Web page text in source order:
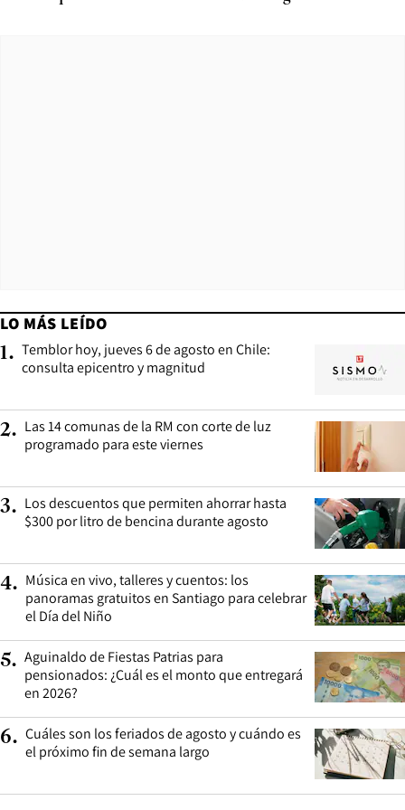
LO MÁS LEÍDO
1. Temblor hoy, jueves 6 de agosto en Chile:
consulta epicentro y magnitud
2. Las 14 comunas de la RM con corte de luz
programado para este viernes
3. Los descuentos que permiten ahorrar hasta
$300 por litro de bencina durante agosto
4. Música en vivo, talleres y cuentos: los
panoramas gratuitos en Santiago para celebrar
el Día del Niño
5. Aguinaldo de Fiestas Patrias para
pensionados: ¿Cuál es el monto que entregará
en 2026?
6. Cuáles son los feriados de agosto y cuándo es
el próximo fin de semana largo